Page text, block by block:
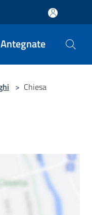
> Chiesa